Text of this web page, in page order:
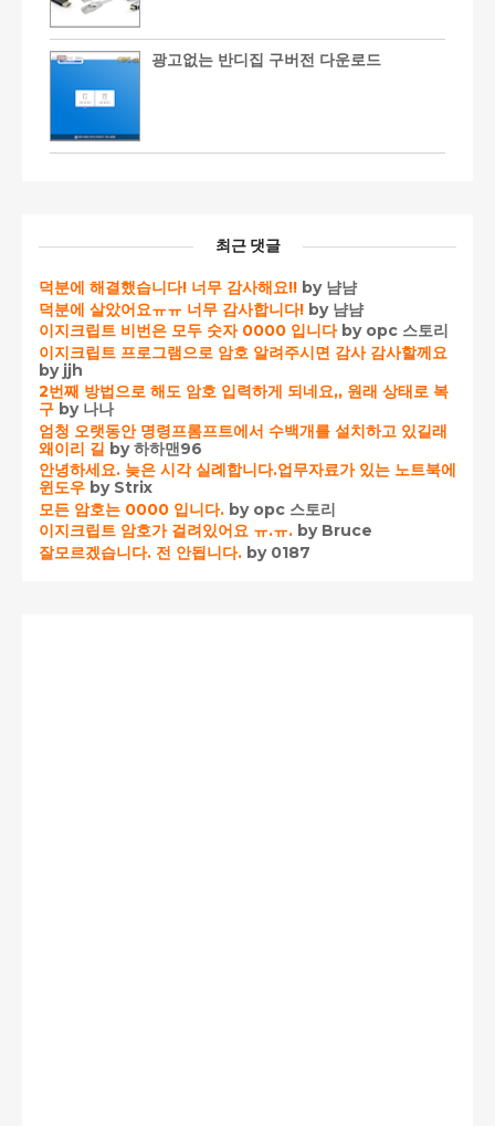
광고없는 반디집 구버전 다운로드
최근 댓글
덕분에 해결했습니다! 너무 감사해요!! by 냠냠
덕분에 살았어요ㅠㅠ 너무 감사합니다! by 냠냠
이지크립트 비번은 모두 숫자 0000 입니다by opc 스토리
이지크립트 프로그램으로 암호 알려주시면 감사 감사할께요
by jjh
2번째 방법으로 해도 암호 입력하게 되네요,, 원래 상태로 복
구 by 나나
엄청 오랫동안 명령프롬프트에서 수백개를 설치하고 있길래
왜이리 길 by 하하맨96
안녕하세요. 늦은 시각 실례합니다.업무자료가 있는 노트북에
윈도우 by Strix
모든 암호는 0000 입니다. by opc 스토리
이지크립트 암호가 걸려있어요 ㅠ.ㅠ. by Bruce
잘모르겠습니다. 전 안됩니다. by 0187